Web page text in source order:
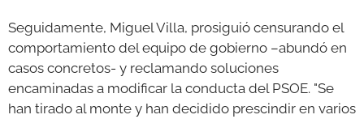
Seguidamente, Miguel Villa, prosiguió censurando el
comportamiento del equipo de gobierno –abundó en
casos concretos- y reclamando soluciones
encaminadas a modificar la conducta del PSOE. "Se
han tirado al monte y han decidido prescindir en varios